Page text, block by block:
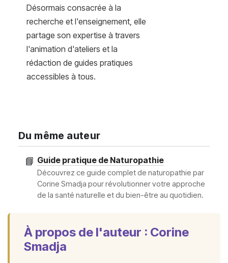
Désormais consacrée à la
recherche et l'enseignement, elle
partage son expertise à travers
l'animation d'ateliers et la
rédaction de guides pratiques
accessibles à tous.
Du même auteur
📘 Guide pratique de Naturopathie
Découvrez ce guide complet de naturopathie par
Corine Smadja pour révolutionner votre approche
de la santé naturelle et du bien-être au quotidien.
À propos de l'auteur : Corine
Smadja